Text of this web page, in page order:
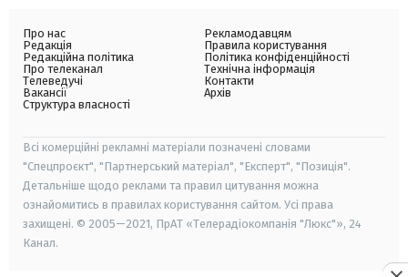
Про нас
Редакція
Редакційна політика
Про телеканал
Телеведучі
Вакансії
Структура власності
Рекламодавцям
Правила користування
Політика конфіденційності
Технічна інформація
Контакти
Архів
Всі комерційні рекламні матеріали позначені словами
"Спецпроєкт", "Партнерський матеріал", "Експерт", "Позиція".
Детальніше щодо реклами та правил цитування можна
ознайомитись в правилах користування сайтом. Усі права
захищені. © 2005—2021, ПрАТ «Телерадіокомпанія "Люкс"», 24
Канал.